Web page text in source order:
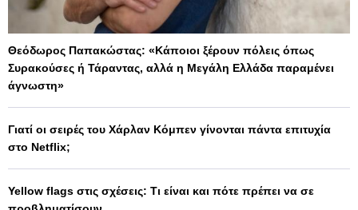
Θεόδωρος Παπακώστας: «Κάποιοι ξέρουν πόλεις όπως
Συρακούσες ή Τάραντας, αλλά η Μεγάλη Ελλάδα παραμένει
άγνωστη»
Γιατί οι σειρές του Χάρλαν Κόμπεν γίνονται πάντα επιτυχία
στο Netflix;
Yellow flags στις σχέσεις: Τι είναι και πότε πρέπει να σε